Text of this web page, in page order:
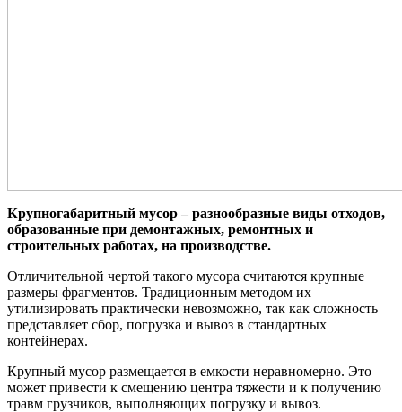
Крупногабаритный мусор – разнообразные виды отходов,
образованные при демонтажных, ремонтных и
строительных работах, на производстве.
Отличительной чертой такого мусора считаются крупные
размеры фрагментов. Традиционным методом их
утилизировать практически невозможно, так как сложность
представляет сбор, погрузка и вывоз в стандартных
контейнерах.
Крупный мусор размещается в емкости неравномерно. Это
может привести к смещению центра тяжести и к получению
травм грузчиков, выполняющих погрузку и вывоз.